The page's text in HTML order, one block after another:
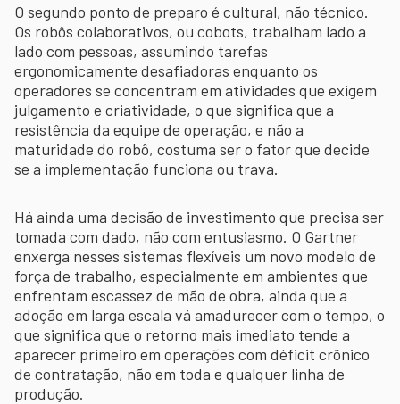
O segundo ponto de preparo é cultural, não técnico.
Os robôs colaborativos, ou cobots, trabalham lado a
lado com pessoas, assumindo tarefas
ergonomicamente desafiadoras enquanto os
operadores se concentram em atividades que exigem
julgamento e criatividade, o que significa que a
resistência da equipe de operação, e não a
maturidade do robô, costuma ser o fator que decide
se a implementação funciona ou trava.
Há ainda uma decisão de investimento que precisa ser
tomada com dado, não com entusiasmo. O Gartner
enxerga nesses sistemas flexíveis um novo modelo de
força de trabalho, especialmente em ambientes que
enfrentam escassez de mão de obra, ainda que a
adoção em larga escala vá amadurecer com o tempo, o
que significa que o retorno mais imediato tende a
aparecer primeiro em operações com déficit crônico
de contratação, não em toda e qualquer linha de
produção.